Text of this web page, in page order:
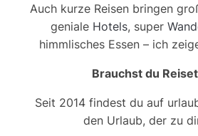
Auch kurze Reisen bringen
geniale Hotels, super
himmlisches Essen – ich
Brauchst du
Seit 2014 findest du auf
den Urlaub, der zu